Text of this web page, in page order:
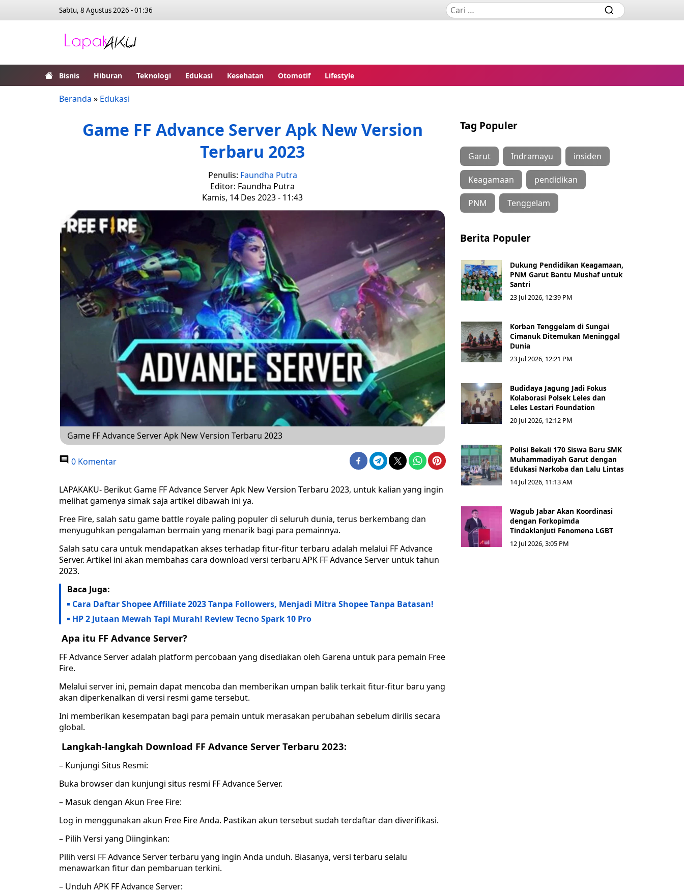
Sabtu, 8 Agustus 2026 - 01:36
Bisnis Hiburan Teknologi Edukasi Kesehatan Otomotif Lifestyle
Beranda » Edukasi
Game FF Advance Server Apk New Version
Terbaru 2023
Penulis: Faundha Putra
Editor: Faundha Putra
Kamis, 14 Des 2023 - 11:43
Game FF Advance Server Apk New Version Terbaru 2023
0 Komentar
LAPAKAKU- Berikut Game FF Advance Server Apk New Version Terbaru 2023, untuk kalian yang ingin
melihat gamenya simak saja artikel dibawah ini ya.
Free Fire, salah satu game battle royale paling populer di seluruh dunia, terus berkembang dan
menyuguhkan pengalaman bermain yang menarik bagi para pemainnya.
Salah satu cara untuk mendapatkan akses terhadap fitur-fitur terbaru adalah melalui FF Advance
Server. Artikel ini akan membahas cara download versi terbaru APK FF Advance Server untuk tahun
2023.
Baca Juga:
Cara Daftar Shopee Affiliate 2023 Tanpa Followers, Menjadi Mitra Shopee Tanpa Batasan!
HP 2 Jutaan Mewah Tapi Murah! Review Tecno Spark 10 Pro
Apa itu FF Advance Server?
FF Advance Server adalah platform percobaan yang disediakan oleh Garena untuk para pemain Free
Fire.
Melalui server ini, pemain dapat mencoba dan memberikan umpan balik terkait fitur-fitur baru yang
akan diperkenalkan di versi resmi game tersebut.
Ini memberikan kesempatan bagi para pemain untuk merasakan perubahan sebelum dirilis secara
global.
Langkah-langkah Download FF Advance Server Terbaru 2023:
– Kunjungi Situs Resmi:
Buka browser dan kunjungi situs resmi FF Advance Server.
– Masuk dengan Akun Free Fire:
Log in menggunakan akun Free Fire Anda. Pastikan akun tersebut sudah terdaftar dan diverifikasi.
– Pilih Versi yang Diinginkan:
Pilih versi FF Advance Server terbaru yang ingin Anda unduh. Biasanya, versi terbaru selalu
menawarkan fitur dan pembaruan terkini.
– Unduh APK FF Advance Server:
Tag Populer
Garut Indramayu insiden
Keagamaan pendidikan
PNM Tenggelam
Berita Populer
Dukung Pendidikan Keagamaan,
PNM Garut Bantu Mushaf untuk
Santri
23 Jul 2026, 12:39 PM
Korban Tenggelam di Sungai
Cimanuk Ditemukan Meninggal
Dunia
23 Jul 2026, 12:21 PM
Budidaya Jagung Jadi Fokus
Kolaborasi Polsek Leles dan
Leles Lestari Foundation
20 Jul 2026, 12:12 PM
Polisi Bekali 170 Siswa Baru SMK
Muhammadiyah Garut dengan
Edukasi Narkoba dan Lalu Lintas
14 Jul 2026, 11:13 AM
Wagub Jabar Akan Koordinasi
dengan Forkopimda
Tindaklanjuti Fenomena LGBT
12 Jul 2026, 3:05 PM